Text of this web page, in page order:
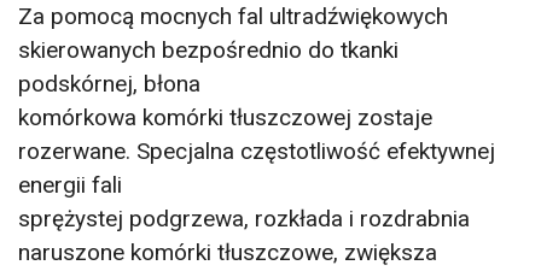
Za pomocą mocnych fal ultradźwiękowych
skierowanych bezpośrednio do tkanki
podskórnej, błona
komórkowa komórki tłuszczowej zostaje
rozerwane. Specjalna częstotliwość efektywnej
energii fali
sprężystej podgrzewa, rozkłada i rozdrabnia
naruszone komórki tłuszczowe, zwiększa